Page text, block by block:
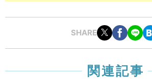
SHARE
関連記事